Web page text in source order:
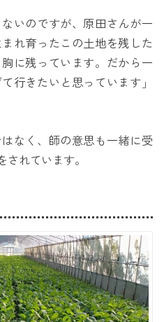
いのですが、原田さんが一
れ育ったこの土地を残した
に残っています。だから一
行きたいと思っています」
なく、師の意思も一緒に受
れています。